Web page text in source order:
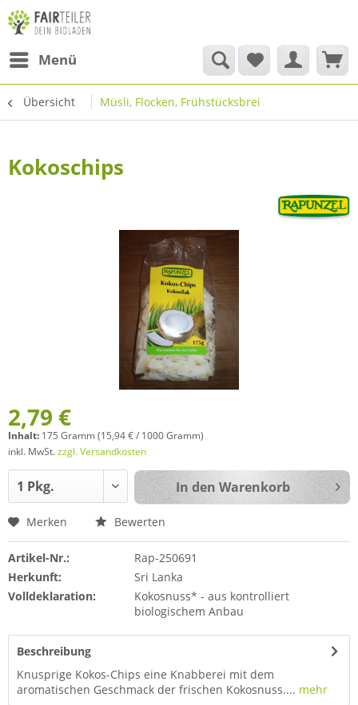
Menü
Übersicht Müsli, Flocken, Frühstücksbrei
Kokoschips
2,79 €
Inhalt: 175 Gramm (15,94 € / 1000 Gramm)
inkl. MwSt.zzgl. Versandkosten
In den Warenkorb
Merken Bewerten
Artikel-Nr.:
Rap-250691
Herkunft:
Sri Lanka
Volldeklaration:
Kokosnuss* - aus kontrolliert
biologischem Anbau
Beschreibung
Knusprige Kokos-Chips eine Knabberei mit dem
aromatischen Geschmack der frischen Kokosnuss.... mehr